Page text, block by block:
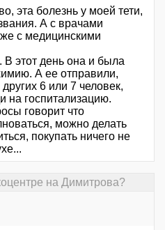
эта болезнь у моей тети,
А с врачами
с медицинскими
этот день она и была
А ее отправили,
6 или 7 человек,
на госпитализацию.
говорит что
можно делать
покупать ничего не
на Димитрова?